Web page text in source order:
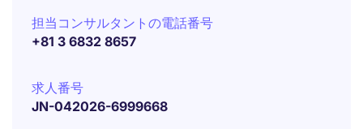
担当コンサルタントの電話番号
+81 3 6832 8657
求人番号
JN-042026-6999668